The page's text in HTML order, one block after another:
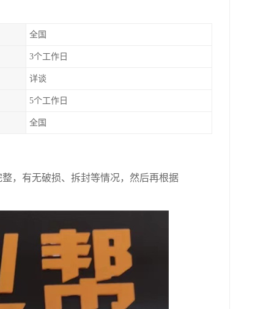
全国
3个工作日
详谈
5个工作日
全国
，有无破损、拆封等情况，然后再根据